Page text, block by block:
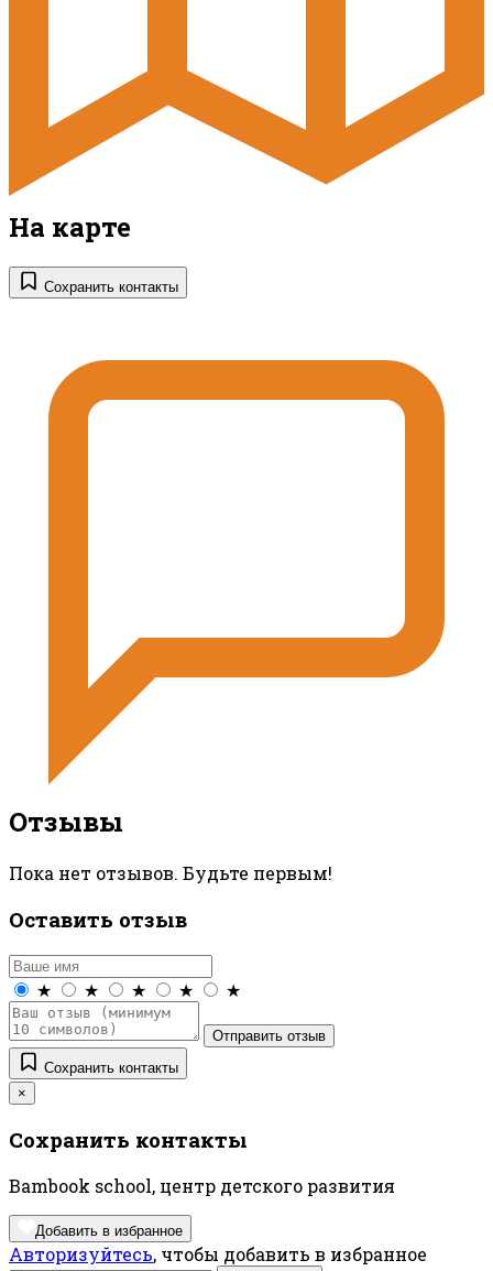
На карте
Сохранить контакты
Отзывы
Пока нет отзывов. Будьте первым!
Оставить отзыв
★ ★ ★ ★ ★
Отправить отзыв
Сохранить контакты
×
Сохранить контакты
Bambook school, центр детского развития
Добавить в избранное
Авторизуйтесь, чтобы добавить в избранное